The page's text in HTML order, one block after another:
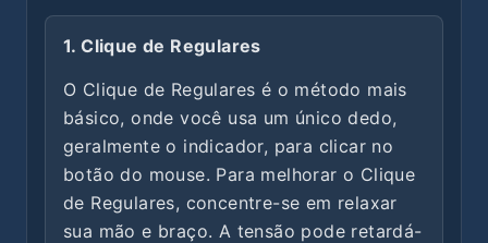
1. Clique de Regulares
O Clique de Regulares é o método mais
básico, onde você usa um único dedo,
geralmente o indicador, para clicar no
botão do mouse. Para melhorar o Clique
de Regulares, concentre-se em relaxar
sua mão e braço. A tensão pode retardá-